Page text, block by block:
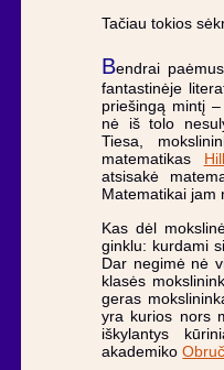
Tačiau tokios
Bendrai
fantastinėje
priešingą mintį
nė iš tolo
Tiesa,
matematikas
atsisakė
Matematikai jam
Kas dėl
ginklu: kurdami
Dar negimė nė
klasės
geras
yra kurios nors
iškylantys
akademiko